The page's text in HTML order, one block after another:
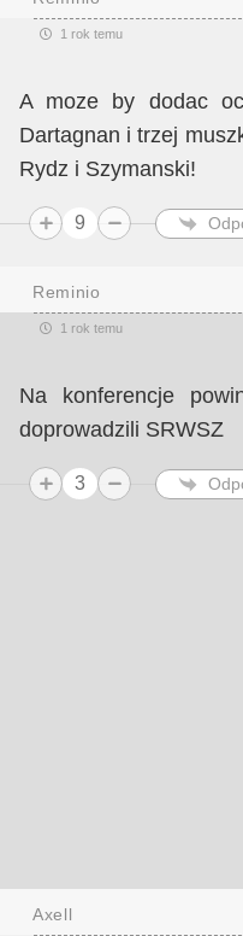
1 rok temu
A moze by dodac
Dartagnan i trzej
Rydz i Szymanski!
9
Reminio
1 rok temu
Na konferencje
doprowadzili SRWSZ
3
Axell